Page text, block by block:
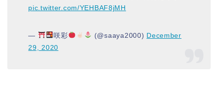
pic.twitter.com/YEHBAF8jMH
— 咲彩 (@saaya2000) December
29, 2020